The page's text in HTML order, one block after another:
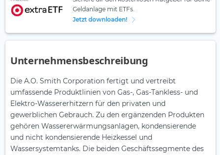
Geldanlage mit ETFs.
Jetzt downloaden!
Unternehmensbeschreibung
Die A.O. Smith Corporation fertigt und vertreibt
umfassende Produktlinien von Gas-, Gas-Tankless- und
Elektro-Wassererhitzern für den privaten und
gewerblichen Gebrauch. Zu den ergänzenden Produkten
gehören Wassererwärmungsanlagen, kondensierende
und nicht kondensierende Heizkessel und
Wassersystemtanks. Die beiden Geschäftssegmente des